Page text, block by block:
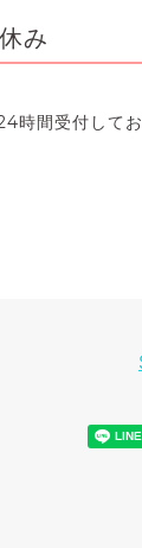
休み
時間受付してお